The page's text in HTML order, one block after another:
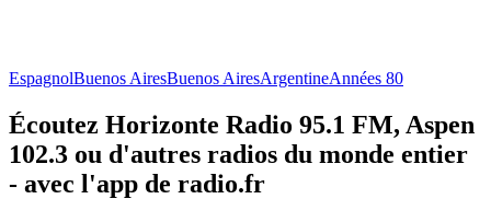
EspagnolBuenos AiresBuenos AiresArgentineAnnées 80
Écoutez Horizonte Radio 95.1 FM, Aspen
102.3 ou d'autres radios du monde entier
- avec l'app de radio.fr